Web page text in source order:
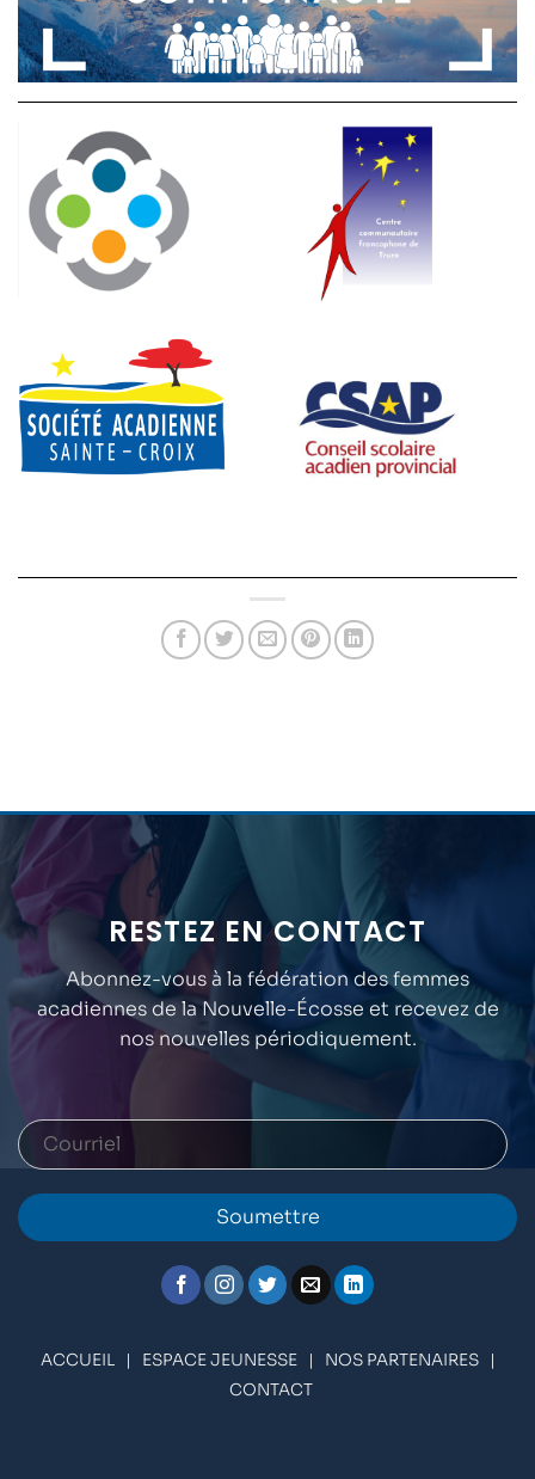
RESTEZ EN CONTACT
Abonnez-vous à la fédération des femmes
acadiennes de la Nouvelle-Écosse et recevez de
nos nouvelles périodiquement.
Soumettre
ACCUEIL| ESPACE JEUNESSE| NOS PARTENAIRES|
CONTACT